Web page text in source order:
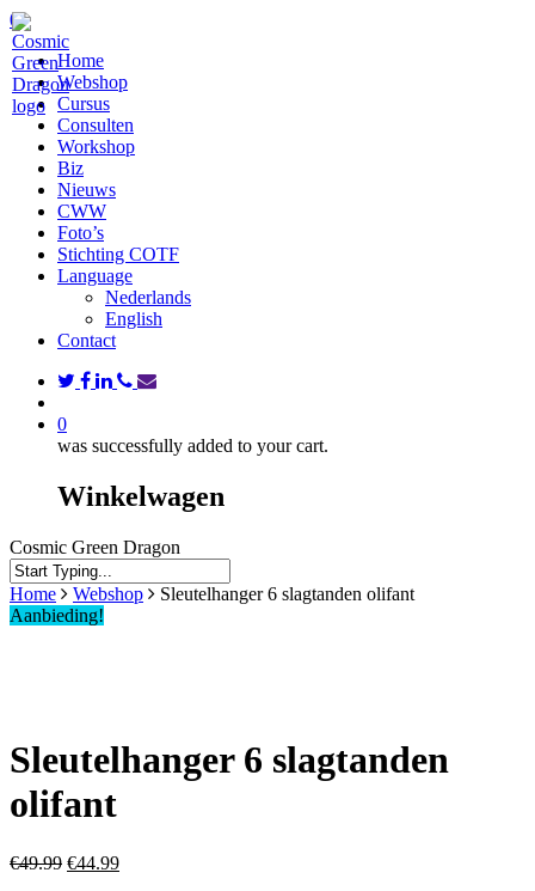
Skip
to
main
content
search
0
Menu
Home
Webshop
Cursus
Consulten
Workshop
Biz
Nieuws
CWW
Foto’s
Stichting COTF
Language
Nederlands
English
Contact
twitterfacebook
linkedin
phone
email
0
was successfully added to your cart.
Winkelwagen
Cosmic Green Dragon
Close
Search
Home Webshop
Sleutelhanger 6 slagtanden olifant
Aanbieding!
Sleutelhanger 6 slagtanden
olifant
€49.99 Oorspronkelijke
€44.99Huidige